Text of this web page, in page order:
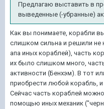
Предлагаю выставить в
выведенные (-убранные)
Как вы понимаете, корабли
слишком сильна и решили не
апа иных кораблей), часть
их было слишком много,
активности (Бенхэм). В тот
приобрести любой корабль,
Сейчас часть кораблей
помощью иных механик